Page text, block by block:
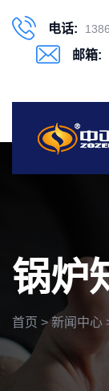
电话:
邮箱:
锅炉
首页 >新闻中心